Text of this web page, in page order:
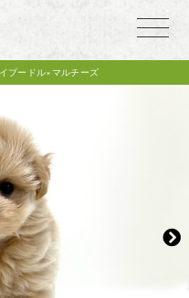
toggle
プードル×マルチーズ